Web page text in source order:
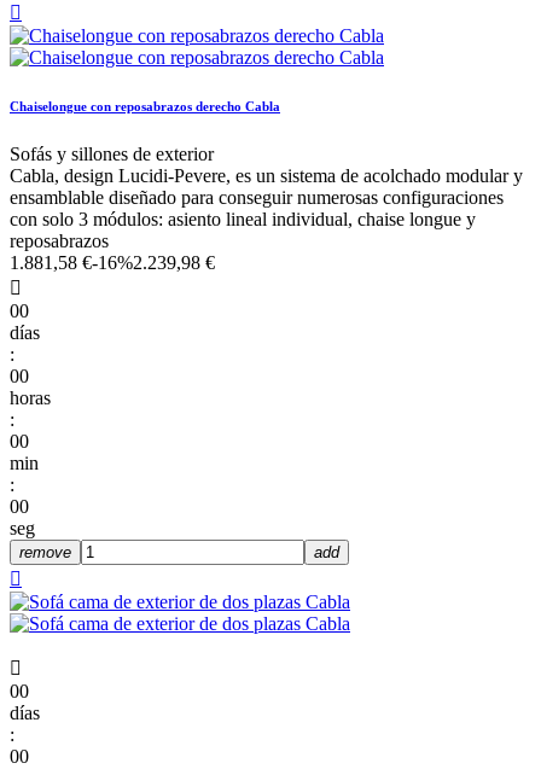

Chaiselongue con reposabrazos derecho Cabla
Sofás y sillones de exterior
Cabla, design Lucidi-Pevere, es un sistema de acolchado modular y
ensamblable diseñado para conseguir numerosas configuraciones
con solo 3 módulos: asiento lineal individual, chaise longue y
reposabrazos
1.881,58 €-16%2.239,98 €

00
días
:
00
horas
:
00
min
:
00
seg
remove add


00
días
:
00